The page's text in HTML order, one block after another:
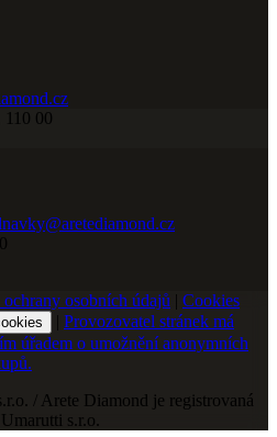
110 00
ochrany osobních údajů | Cookies
| Provozovatel stránek má
úřadem o umožnění anonymních
/ Arete Diamond je registrovaná
s.r.o.